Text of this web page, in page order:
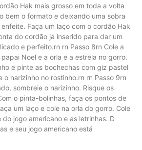
Hak mais grosso em toda a volta
bem o formato e deixando uma sobra
Faça um laço com o cordão Hak
do cordão já inserido para dar um
e perfeito.rn rn Passo 8rn Cole a
Noel e a orla e a estrela no gorro.
e pinte as bochechas com giz pastel
o narizinho no rostinho.rn rn Passo 9rn
sombreie o narizinho. Risque os
o pinta-bolinhas, faça os pontos de
um laço e cole na orla do gorro. Cole
jogo americano e as letrinhas. D
e seu jogo americano está